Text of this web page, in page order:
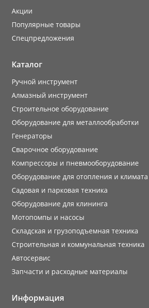
Акции
Популярные товары
Cпецпредложения
Каталог
Ручной инструмент
Алмазный инструмент
Строительное оборудование
Оборудование для металлообработки
Генераторы
Сварочное оборудование
Компрессоры и пневмооборудование
Оборудование для отопления и климата
Садовая и парковая техника
Оборудование для клининга
Мотопомпы и насосы
Складская и грузоподъемная техника
Строительная и коммунальная техника
Автосервис
Запчасти и расходные материалы
Информация